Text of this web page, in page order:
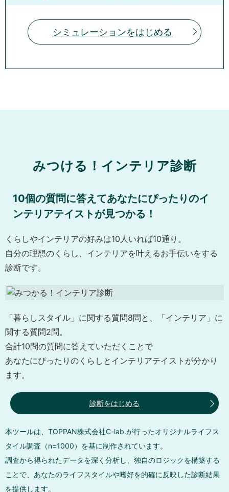
シミュレーションをはじめる
みつける！インテリア診断
10個の質問に答えてあなたにぴったりのイ
ンテリアテイストが見つかる！
くらしやインテリアの好みは10人いれば10通り。
自分の理想のくらし、インテリアを叶えるお手伝いをする
診断です。
「暮らしスタイル」に関する質問8問と、「インテリア」に
関する質問2問。
合計10問の質問に答えていただくことで
あなたにぴったりのくらしとインテリアテイストが分かり
ます。
診断をはじめる
本ツールは、TOPPAN株式会社C-lab.が行ったオリジナルライフス
タイル調査（n=1000）を基に制作されています。
調査から得られたデータを深く分析し、独自のロジックを構築する
ことで、あなたのライフスタイルや嗜好を的確に反映した診断結果
を提供します。